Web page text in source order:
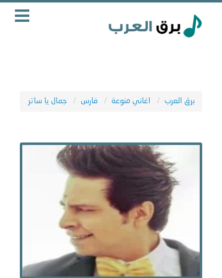
برق العرب اغاني منوعة فارس جمال يا ساتر